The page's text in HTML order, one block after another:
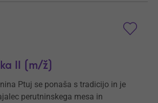
II (m/ž)
Ptuj se ponaša s tradicijo in je
perutninskega mesa in